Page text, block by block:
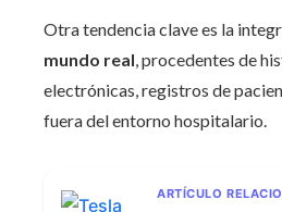
Otra tendencia clave es la
mundo real, procedentes de
electrónicas, registros de
fuera del entorno hospitalario.
ARTÍCULO